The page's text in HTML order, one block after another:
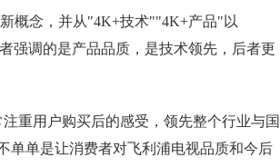
概念，并从"4K+技术""4K+产品"以
强调的是产品品质，是技术领先，后者更
重用户购买后的感受，领先整个行业与国
单单是让消费者对飞利浦电视品质和今后